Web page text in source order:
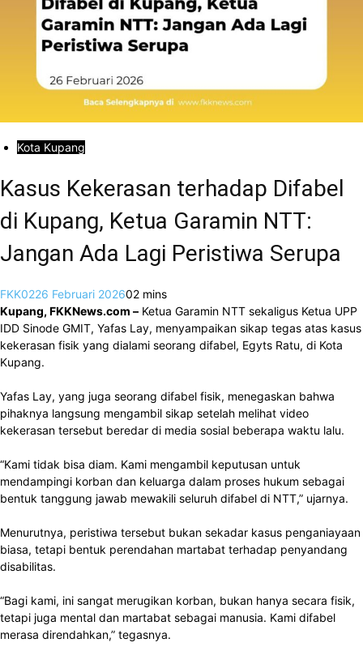
Kota Kupang
Kasus Kekerasan terhadap Difabel
di Kupang, Ketua Garamin NTT:
Jangan Ada Lagi Peristiwa Serupa
FKK0226 Februari 202602 mins
Kupang, FKKNews.com – Ketua Garamin NTT sekaligus Ketua UPP
IDD Sinode GMIT, Yafas Lay, menyampaikan sikap tegas atas kasus
kekerasan fisik yang dialami seorang difabel, Egyts Ratu, di Kota
Kupang.
Yafas Lay, yang juga seorang difabel fisik, menegaskan bahwa
pihaknya langsung mengambil sikap setelah melihat video
kekerasan tersebut beredar di media sosial beberapa waktu lalu.
“Kami tidak bisa diam. Kami mengambil keputusan untuk
mendampingi korban dan keluarga dalam proses hukum sebagai
bentuk tanggung jawab mewakili seluruh difabel di NTT,” ujarnya.
Menurutnya, peristiwa tersebut bukan sekadar kasus penganiayaan
biasa, tetapi bentuk perendahan martabat terhadap penyandang
disabilitas.
“Bagi kami, ini sangat merugikan korban, bukan hanya secara fisik,
tetapi juga mental dan martabat sebagai manusia. Kami difabel
merasa direndahkan,” tegasnya.